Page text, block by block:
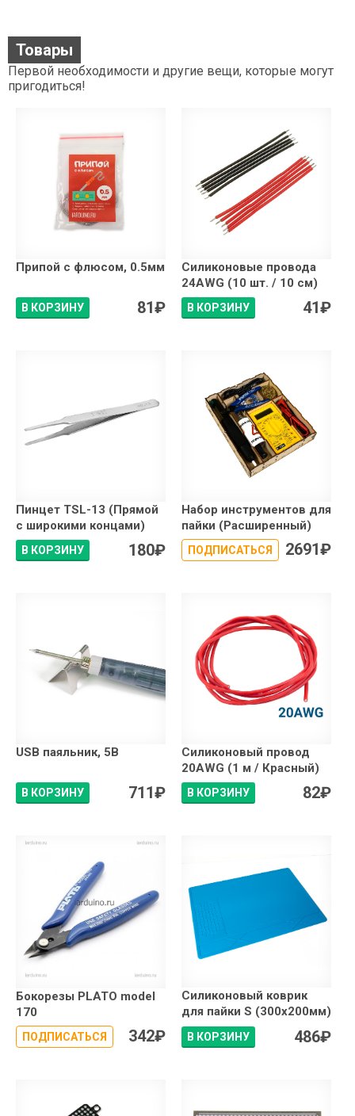
Товары
Первой необходимости и другие вещи, которые могут
пригодиться!
Припой с флюсом, 0.5мм
В КОРЗИНУ 81₽
Силиконовые провода
24AWG (10 шт. / 10 см)
В КОРЗИНУ 41₽
Пинцет TSL-13 (Прямой
с широкими концами)
В КОРЗИНУ 180₽
Набор инструментов для
пайки (Расширенный)
ПОДПИСАТЬСЯ 2691₽
USB паяльник, 5В
В КОРЗИНУ 711₽
Силиконовый провод
20AWG (1 м / Красный)
В КОРЗИНУ 82₽
Бокорезы PLATO model
170
ПОДПИСАТЬСЯ 342₽
Силиконовый коврик
для пайки S (300x200мм)
В КОРЗИНУ 486₽